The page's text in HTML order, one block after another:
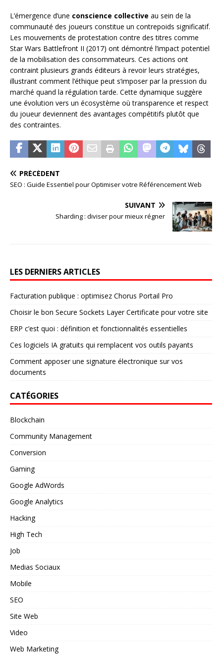
L’émergence d’une conscience collective au sein de la
communauté des joueurs constitue un contrepoids significatif.
Les mouvements de protestation contre des titres comme
Star Wars Battlefront II (2017) ont démontré l’impact potentiel
de la mobilisation des consommateurs. Ces actions ont
contraint plusieurs grands éditeurs à revoir leurs stratégies,
illustrant comment l’éthique peut s’imposer par la pression du
marché quand la régulation tarde. Cette dynamique suggère
une évolution vers un écosystème où transparence et respect
du joueur deviennent des avantages compétitifs plutôt que
des contraintes.
PRÉCÉDENT
SEO : Guide Essentiel pour Optimiser votre Référencement Web
SUIVANT
Sharding : diviser pour mieux régner
LES DERNIERS ARTICLES
Facturation publique : optimisez Chorus Portail Pro
Choisir le bon Secure Sockets Layer Certificate pour votre site
ERP c’est quoi : définition et fonctionnalités essentielles
Ces logiciels IA gratuits qui remplacent vos outils payants
Comment apposer une signature électronique sur vos
documents
CATÉGORIES
Blockchain
Community Management
Conversion
Gaming
Google AdWords
Google Analytics
Hacking
High Tech
Job
Medias Sociaux
Mobile
SEO
Site Web
Video
Web Marketing